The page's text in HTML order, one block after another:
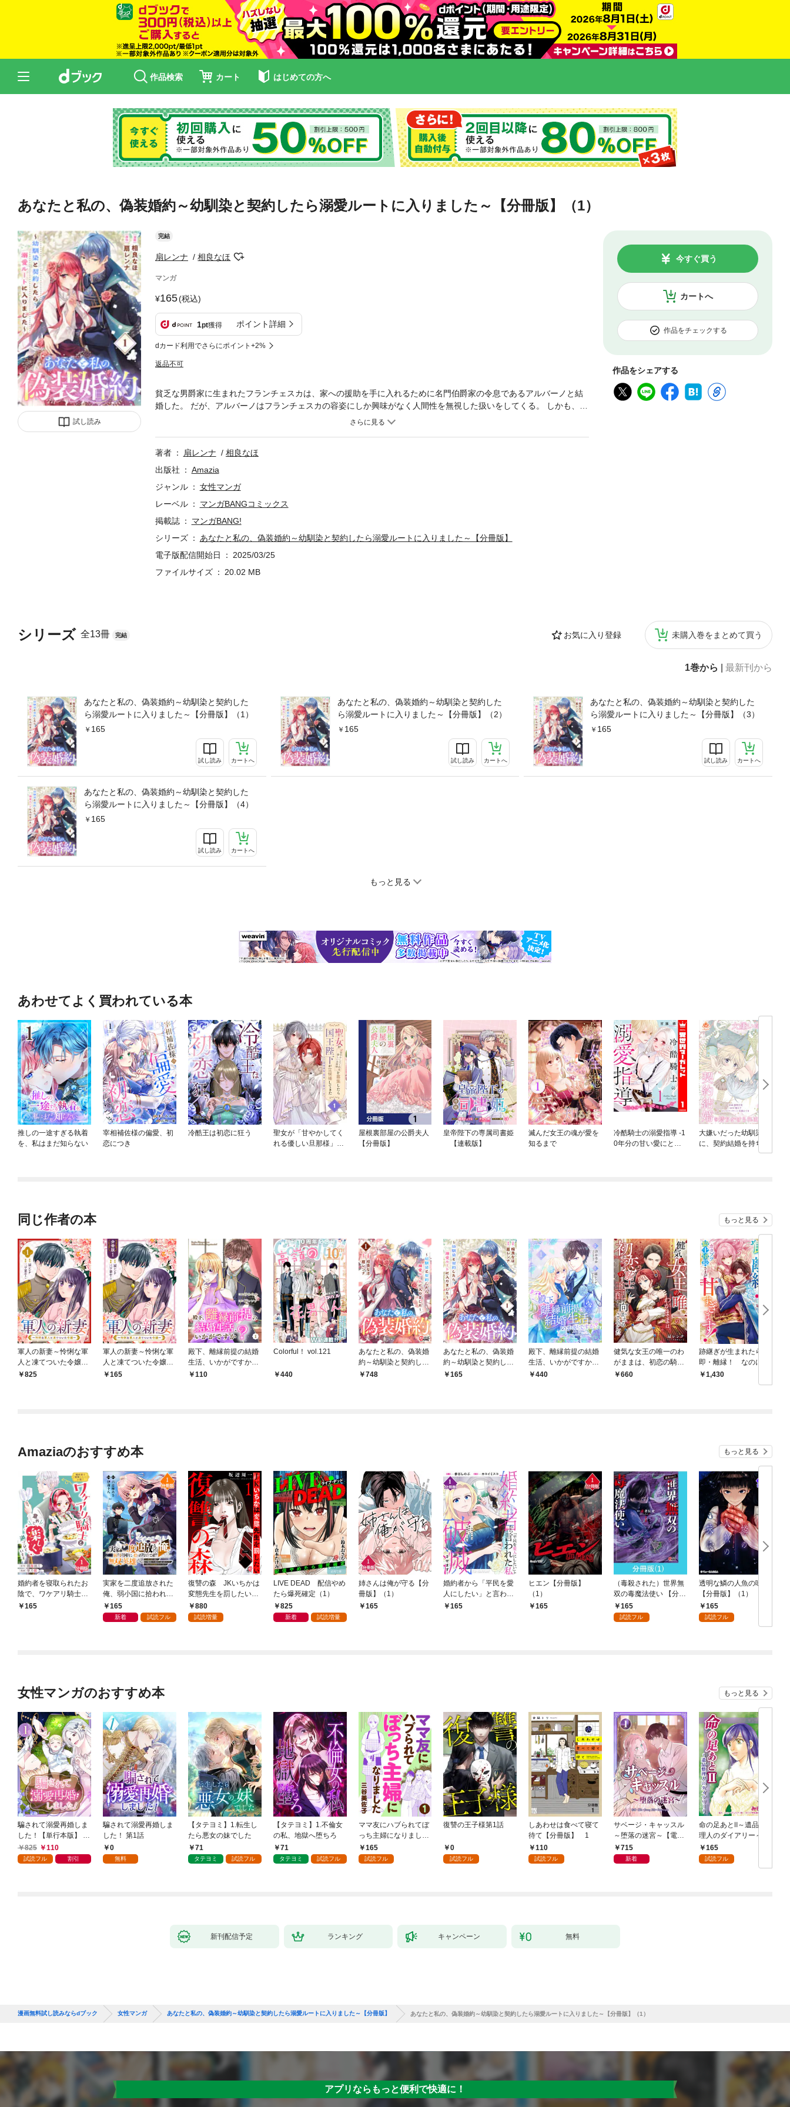
作品検索 カート はじめての方へ
あなたと私の、偽装婚約～幼馴染と契約したら溺愛ルートに入りました～【分冊版】（1）
試し読み
完結
扇レンナ 相良なほ
マンガ
165(税込)
1pt獲得 ポイント詳細
dカード利用でさらにポイント+2%
返品不可
カートへ
今すぐ買う
作品をチェックする
作品をシェアする
シリーズ 全13冊 完結 お気に入り登録 未購入巻をまとめて買う
1巻から 最新刊から
あなたと私の、偽装婚約～幼馴染と契約した
ら溺愛ルートに入りました～【分冊版】（1）
165
試し読み カートへ
あなたと私の、偽装婚約～幼馴染と契約した
ら溺愛ルートに入りました～【分冊版】（2）
165
試し読み カートへ
あなたと私の、偽装婚約～幼馴染と契約した
ら溺愛ルートに入りました～【分冊版】（3）
165
試し読み カートへ
あなたと私の、偽装婚約～幼馴染と契約した
ら溺愛ルートに入りました～【分冊版】（4）
165
試し読み カートへ
もっと見る
貧乏な男爵家に生まれたフランチェスカは、家への援助を手に入れるために名門伯爵家の令息であるアルバーノと結
婚した。 だが、アルバーノはフランチェスカの容姿にしか興味がなく人間性を無視した扱いをしてくる。 しかも、沢
山の愛人を外に作り開き直る典型的なモラハラDV夫だった。アルバーノから虐げられ人生を諦めかけていた時、 フラ
いた幼馴染の騎士、ライモンドと偽装婚約をする。1度目の人生では犬猿の仲だったのに、予想もしない溺愛ルートに
突入して——！？両片思いケンカップルのやり直しラブストーリー開幕！
著者 扇レンナ
相良なほ
出版社
Amazia
ジャンル
女性マンガ
レーベル
マンガBANGコミックス
掲載誌
マンガBANG!
シリーズ
あなたと私の、偽装婚約～幼馴染と契約したら溺愛ルートに入りました～【分冊版】
電子版配信開始日
2025/03/25
ファイルサイズ
20.02 MB
あわせてよく買われている本
推しの一途すぎる執着
を、私はまだ知らない
宰相補佐様の偏愛、初
恋につき
冷酷王は初恋に狂う
聖女が「甘やかしてく
れる優しい旦那様」を
屋根裏部屋の公爵夫人
【分冊版】
皇帝陛下の専属司書姫
【連載版】
滅んだ女王の魂が愛を
知るまで
冷酷騎士の溺愛指導 -1
0年分の甘い愛にとろ
大嫌いだった幼馴染
に、契約結婚を持ちか
同じ作者の本 もっと見る
軍人の新妻～怜悧な軍
人と凍てついた令嬢～
(1)825
軍人の新妻～怜悧な軍
人と凍てついた令嬢～
【分冊版】1
165
殿下、離縁前提の結婚
生活、いかがですか？
1巻110
Colorful！ vol.121
440
あなたと私の、偽装婚
約～幼馴染と契約した
ら溺愛ルートに入りま
748
あなたと私の、偽装婚
約～幼馴染と契約した
ら溺愛ルートに入りま
165
殿下、離縁前提の結婚
生活、いかがですか？
【合冊版】1
440
健気な女王の唯一のわ
がままは、初恋の騎士
を王配に向かえること
660
跡継ぎが生まれたら
即・離縁！ なのにカ
タブツ騎士団長さまが
1,430
Amaziaのおすすめ本 もっと見る
婚約者を寝取られたお
陰で、ワケアリ騎士と
意外と楽しく過ごせて
165
実家を二度追放された
俺、弱小国に拾われて
無双の英雄となる。
【スキル鑑定・極】が
（1）
165
新着 試読フル
復讐の森 JKいちかは
変態先生を罰したい
（1）
880
試読増量
LIVE DEAD 配信やめ
たら爆死確定（1）
825
新着 試読増量
姉さんは俺が守る【分
冊版】（1）
165
婚約者から「平民を愛
人にしたい」と言われ
た私－お飾りの妻は嫌
165
ヒエン【分冊版】
（1）
165
（毒殺された）世界無
双の毒魔法使い 【分冊
版】（1）
165
試読フル
透明な鱗の人魚の味は
【分冊版】（1）
165
試読フル
女性マンガのおすすめ本 もっと見る
騙されて溺愛再婚しま
した！【単行本版】 1
巻825 110
試読フル 割引
騙されて溺愛再婚しま
した！ 第1話
0
無料
【タテヨミ】1.転生し
たら悪女の妹でした
71
タテヨミ 試読フル
【タテヨミ】1.不倫女
の私、地獄へ堕ちろ
71
タテヨミ 試読フル
ママ友にハブられてぼ
っち主婦になりました
【分冊版】 1
165
試読フル
復讐の王子様第1話
0
試読フル
しあわせは食べて寝て
待て【分冊版】 1
110
試読フル
サベージ・キャッスル
～堕落の迷宮～【電子
単行本版】 第1巻
715
新着
命の足あとⅡ～遺品整
理人のダイアリー～
1巻165
試読フル
新刊配信予定 ランキング キャンペーン 無料
漫画無料試し読みならdブック 女性マンガ あなたと私の、偽装婚約～幼馴染と契約したら溺愛ルートに入りました～【分冊版】 あなたと私の、偽装婚約～幼馴染と契約したら溺愛ルートに入りました～【分冊版】（1）
アプリならもっと便利で快適に！